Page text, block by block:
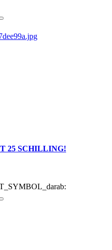
25 SCHILLING!